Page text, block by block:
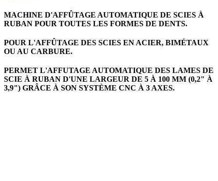
MACHINE D'AFFÛTAGE AUTOMATIQUE DE SCIES À
RUBAN POUR TOUTES LES FORMES DE DENTS.
POUR L'AFFÛTAGE DES SCIES EN ACIER, BIMÉTAUX
OU AU CARBURE.
PERMET L'AFFUTAGE AUTOMATIQUE DES LAMES DE
SCIE À RUBAN D'UNE LARGEUR DE 5 À 100 MM (0,2" À
3,9") GRÂCE À SON SYSTÈME CNC À 3 AXES.